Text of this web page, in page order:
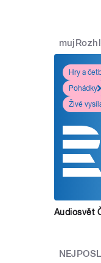
Hry a
Pohádky
Živé
Audiosvět